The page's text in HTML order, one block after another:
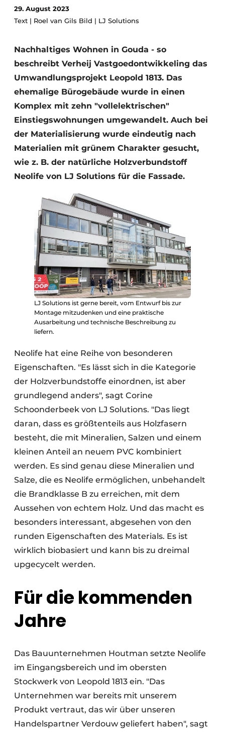
Podcasts
GeschichteMetadaten
Ein Stellenangebot registrieren
Freie Stellen
Videos
Glas
29. August 2023
Text | Roel van Gils Bild | LJ Solutions
Nachhaltiges Wohnen in Gouda - so
beschreibt Verheij Vastgoedontwikkeling das
Umwandlungsprojekt Leopold 1813. Das
ehemalige Bürogebäude wurde in einen
Komplex mit zehn "vollelektrischen"
Einstiegswohnungen umgewandelt. Auch bei
der Materialisierung wurde eindeutig nach
Materialien mit grünem Charakter gesucht,
wie z. B. der natürliche Holzverbundstoff
Neolife von LJ Solutions für die Fassade.
LJ Solutions ist gerne bereit, vom Entwurf bis zur
Montage mitzudenken und eine praktische
Ausarbeitung und technische Beschreibung zu
liefern.
Neolife hat eine Reihe von besonderen
Eigenschaften. "Es lässt sich in die Kategorie
der Holzverbundstoffe einordnen, ist aber
grundlegend anders", sagt Corine
Schoonderbeek von LJ Solutions. "Das liegt
daran, dass es größtenteils aus Holzfasern
besteht, die mit Mineralien, Salzen und einem
kleinen Anteil an neuem PVC kombiniert
werden. Es sind genau diese Mineralien und
Salze, die es Neolife ermöglichen, unbehandelt
die Brandklasse B zu erreichen, mit dem
Aussehen von echtem Holz. Und das macht es
besonders interessant, abgesehen von den
runden Eigenschaften des Materials. Es ist
wirklich biobasiert und kann bis zu dreimal
upgecycelt werden.
Für die kommenden
Jahre
Das Bauunternehmen Houtman setzte Neolife
im Eingangsbereich und im obersten
Stockwerk von Leopold 1813 ein. "Das
Unternehmen war bereits mit unserem
Produkt vertraut, das wir über unseren
Handelspartner Verdouw geliefert haben", sagt